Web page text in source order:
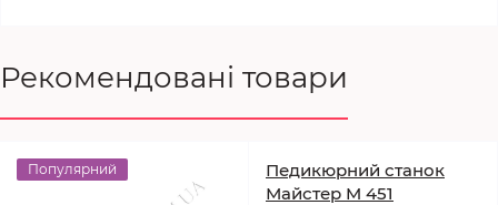
Рекомендовані товари
Популярний
Педикюрний станок
Майстер M 451